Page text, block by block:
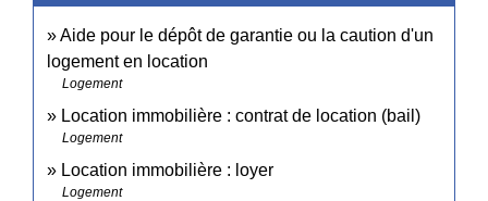
Aide pour le dépôt de garantie ou la caution d'un
logement en location
Logement
Location immobilière : contrat de location (bail)
Logement
Location immobilière : loyer
Logement